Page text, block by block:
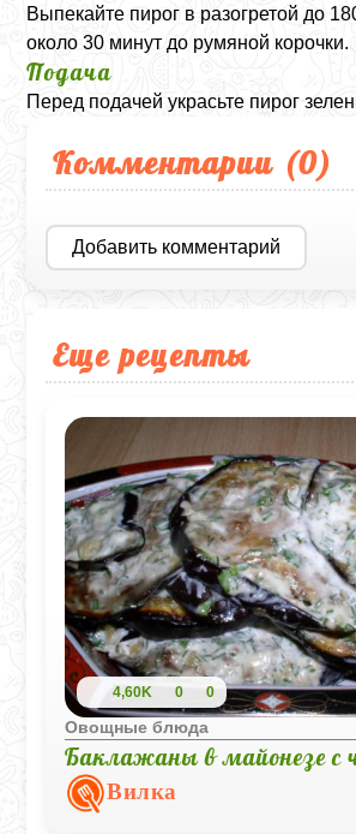
Выпекайте пирог в разогретой до
около 30 минут до румяной корочки.
Подача
Перед подачей украсьте пирог
Комментарии (0)
Добавить комментарий
Еще рецепты
4,60K 0 0
Овощные блюда
Баклажаны в майонезе с
Вилка